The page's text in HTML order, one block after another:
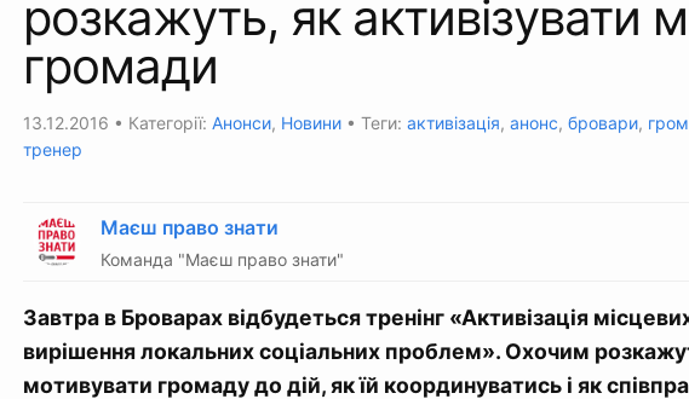
розкажуть, як активізувати
громади
13.12.2016 • Категорії: Анонси, Новини • Теги: активізація, анонс, бровари,
тренер
Маєш право знати
Команда "Маєш право знати"
Завтра в Броварах відбудеться тренінг «Активізація
вирішення локальних соціальних проблем». Охочим
мотивувати громаду до дій, як їй координуватись і як